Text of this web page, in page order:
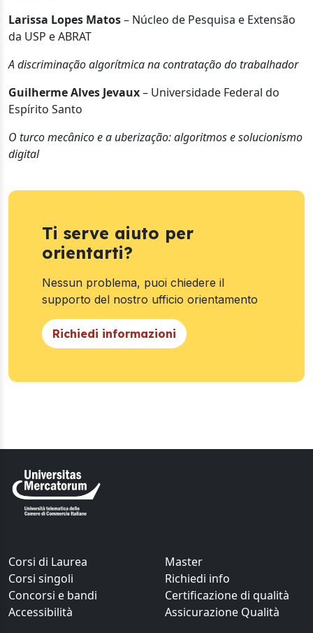
Larissa Lopes Matos– Núcleo de Pesquisa e Extensão
da USP e ABRAT
A discriminação algorítmica na contratação do trabalhador
Guilherme Alves Jevaux– Universidade Federal do
Espírito Santo
O turco mecânico e a uberização: algoritmos e solucionismo
digital
Ti serve aiuto per
orientarti?
Nessun problema, puoi chiedere il
supporto del nostro ufficio orientamento
Richiedi informazioni
Corsi di Laurea
Master
Corsi singoli
Richiedi info
Concorsi e bandi
Certificazione di qualità
Accessibilità
Assicurazione Qualità